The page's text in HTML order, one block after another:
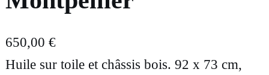
650,00 €
Huile sur toile et châssis bois. 92 x 73 cm,